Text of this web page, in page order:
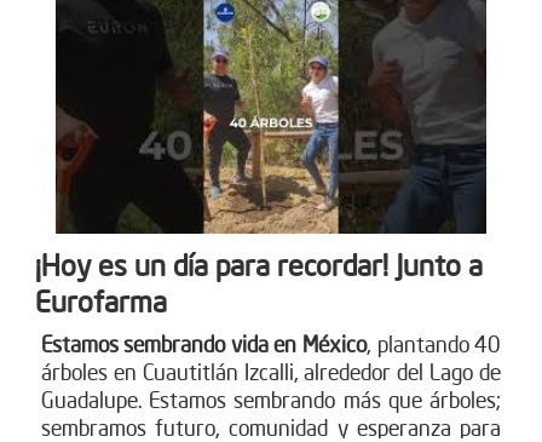
¡Hoy es un día para recordar! Junto a
Eurofarma
Estamos sembrando vida en México, plantando 40
árboles en Cuautitlán Izcalli, alrededor del Lago de
Guadalupe. Estamos sembrando más que árboles;
sembramos futuro, comunidad y esperanza para